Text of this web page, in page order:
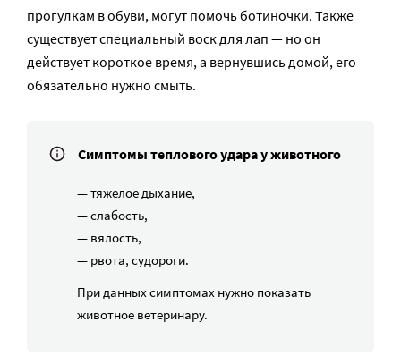
прогулкам в обуви, могут помочь ботиночки. Также
существует специальный воск для лап — но он
действует короткое время, а вернувшись домой, его
обязательно нужно смыть.
Симптомы теплового удара у животного
— тяжелое дыхание,
— слабость,
— вялость,
— рвота, судороги.
При данных симптомах нужно показать
животное ветеринару.